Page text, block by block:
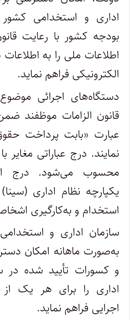
اداری و استخدامی
بودجه کشور با رعایت
اطلاعات ملی را به
الکترونیکی فراهم نماید.
قانون الزامات موظفند
عبارت «بابت پرداخت
نمایند. درج عباراتی مغایر
محسوب می‌شود. درج
یکپارچه نظام اداری
استخدام و به‌کارگیری
سازمان اداری و
به‌صورت ماهانه امکان
و کسورات تأیید شده در
اداری را برای هر یک از
اجرایی فراهم نماید.